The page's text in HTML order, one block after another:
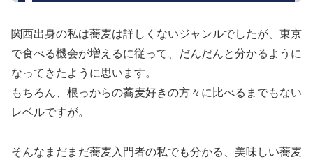
関西出身の私は蕎麦は詳しくないジャンルでしたが、東京
で食べる機会が増えるに従って、だんだんと分かるように
なってきたように思います。
もちろん、根っからの蕎麦好きの方々に比べるまでもない
レベルですが。
そんなまだまだ蕎麦入門者の私でも分かる、美味しい蕎麦